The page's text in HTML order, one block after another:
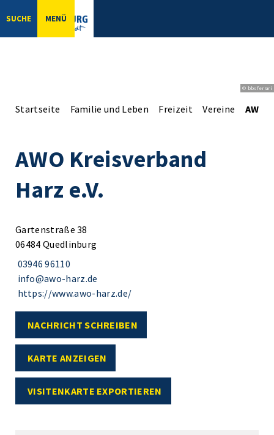
SUCHE MENÜ
© bbsferrari
Startseite Familie und Leben Freizeit Vereine AWO
AWO Kreisverband
Harz e.V.
Gartenstraße 38
06484 Quedlinburg
03946 96110
info@awo-harz.de
https://www.awo-harz.de/
NACHRICHT SCHREIBEN
KARTE ANZEIGEN
VISITENKARTE EXPORTIEREN